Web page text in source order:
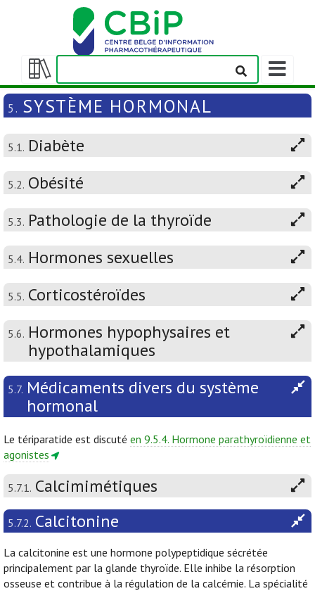
Afficher/masquer
la
table
matières
Afficher/
la
barre
navigation
5. SYSTÈME HORMONAL
5.1. Diabète
5.2. Obésité
5.3. Pathologie de la thyroïde
5.4. Hormones sexuelles
5.5. Corticostéroïdes
5.6. Hormones hypophysaires et
hypothalamiques
5.7. Médicaments divers du système
hormonal
Le tériparatide est discuté en 9.5.4. Hormone parathyroïdienne et
agonistes
5.7.1. Calcimimétiques
5.7.2. Calcitonine
La calcitonine est une hormone polypeptidique sécrétée
principalement par la glande thyroïde. Elle inhibe la résorption
osseuse et contribue à la régulation de la calcémie. La spécialité